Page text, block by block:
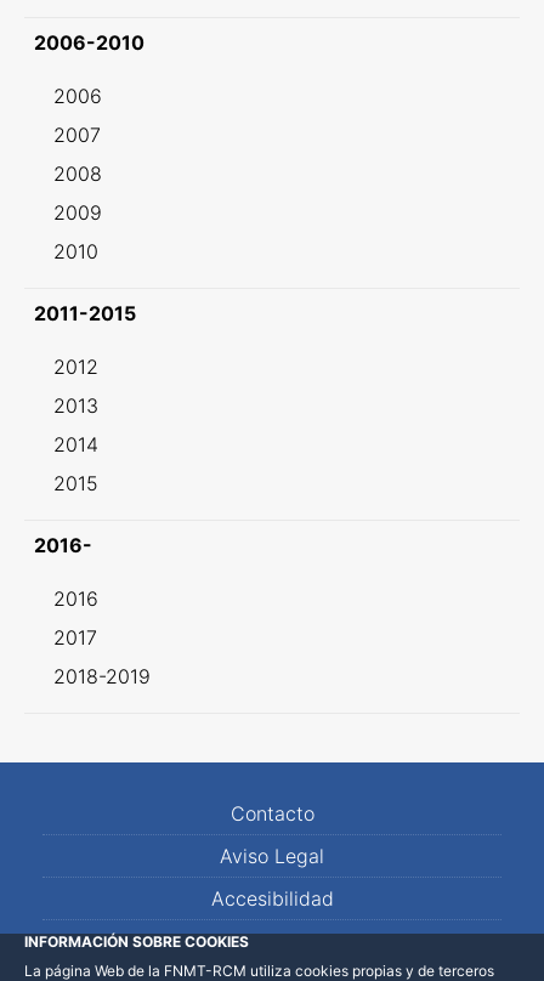
2006-2010
2006
2007
2008
2009
2010
2011-2015
2012
2013
2014
2015
2016-
2016
2017
2018-2019
Contacto
Aviso Legal
Accesibilidad
Mapa Web
INFORMACIÓN SOBRE COOKIES
La página Web de la FNMT-RCM utiliza cookies propias y de terceros